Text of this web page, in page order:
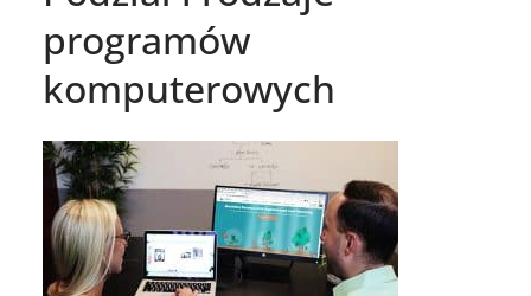
programów
komputerowych